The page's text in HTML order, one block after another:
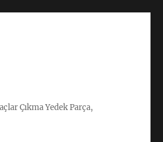
Çıkma Yedek Parça,